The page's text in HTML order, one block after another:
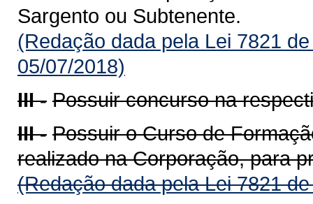
Sargento ou Subtenente.
(Redação dada pela Lei 7821
05/07/2018)
III - Possuir concurso na
III - Possuir o Curso de
realizado na Corporação, para
(Redação dada pela Lei 7821